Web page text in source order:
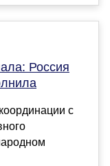
Россия
с